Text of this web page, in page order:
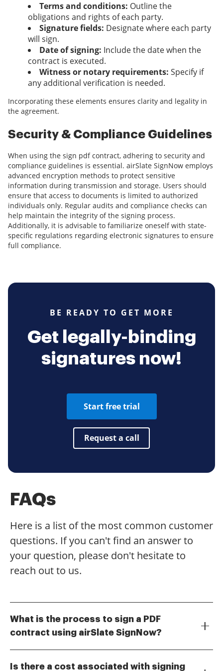
Terms and conditions: Outline the
obligations and rights of each party.
Signature fields: Designate where each party
will sign.
Date of signing: Include the date when the
contract is executed.
Witness or notary requirements: Specify if
any additional verification is needed.
Incorporating these elements ensures clarity and legality in
the agreement.
Security & Compliance Guidelines
When using the sign pdf contract, adhering to security and
compliance guidelines is essential. airSlate SignNow employs
advanced encryption methods to protect sensitive
information during transmission and storage. Users should
ensure that access to documents is limited to authorized
individuals only. Regular audits and compliance checks can
help maintain the integrity of the signing process.
Additionally, it is advisable to familiarize oneself with state-
specific regulations regarding electronic signatures to ensure
full compliance.
BE READY TO GET MORE
Get legally-binding
signatures now!
Start free trial
Request a call
FAQs
Here is a list of the most common customer
questions. If you can't find an answer to
your question, please don't hesitate to
reach out to us.
What is the process to sign a PDF
contract using airSlate SignNow?
Is there a cost associated with signing